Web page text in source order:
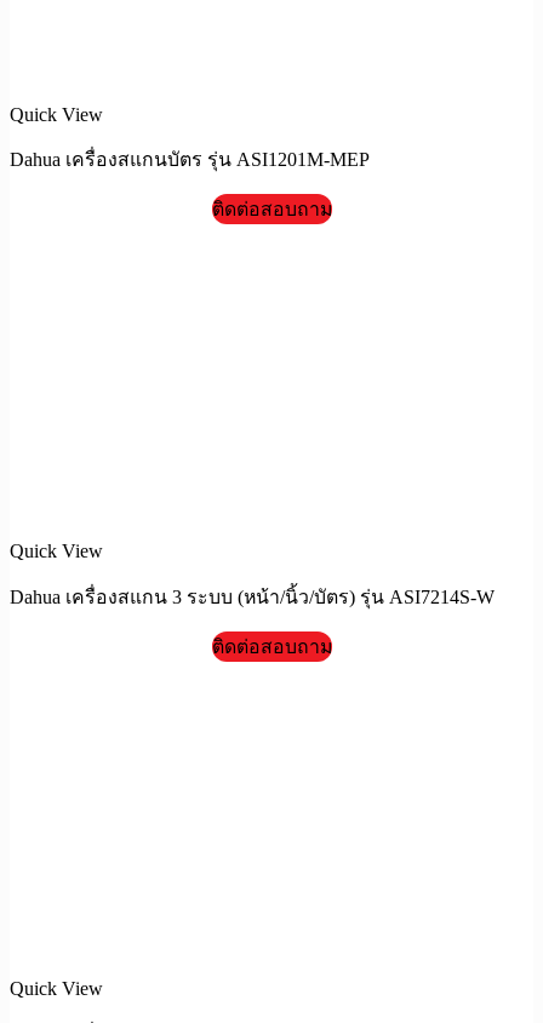
Quick View
Dahua เครื่องสแกนบัตร รุ่น ASI1201M-MEP
ติดต่อสอบถาม
Quick View
Dahua เครื่องสแกน 3 ระบบ (หน้า/นิ้ว/บัตร) รุ่น ASI7214S-W
ติดต่อสอบถาม
Quick View